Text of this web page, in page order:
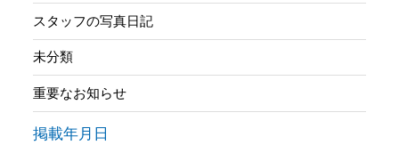
スタッフの写真日記
未分類
重要なお知らせ
掲載年月日